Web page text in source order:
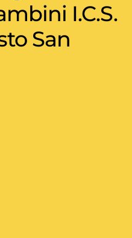
I.C.S.
San